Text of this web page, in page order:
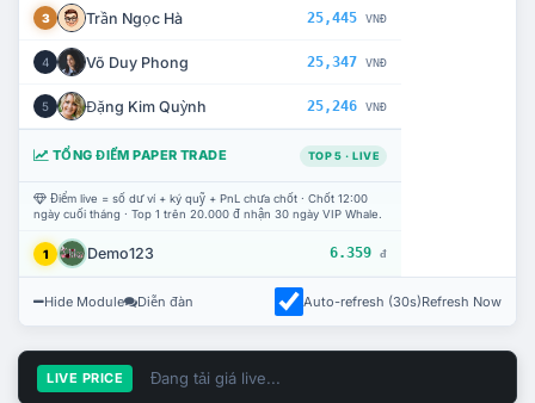
3 Trần Ngọc Hà 25,445 VNĐ
4 Võ Duy Phong 25,347 VNĐ
5 Đặng Kim Quỳnh 25,246 VNĐ
TỔNG ĐIỂM PAPER TRADE TOP 5 · LIVE
Điểm live = số dư ví + ký quỹ + PnL chưa chốt · Chốt 12:00
ngày cuối tháng · Top 1 trên 20.000 đ nhận 30 ngày VIP Whale.
1 Demo123 6.359 đ
Hide Module Diễn đàn Auto-refresh (30s)Refresh Now
LIVE PRICE Đang tải giá live...